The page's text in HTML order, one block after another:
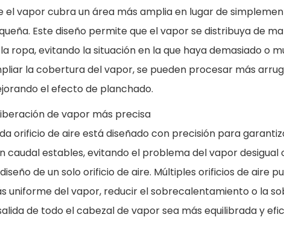
el vapor cubra un área más amplia en lugar de
Este diseño permite que el vapor se distribuya de
ropa, evitando la situación en la que haya demasiado o
la cobertura del vapor, se pueden procesar más
el efecto de planchado.
de vapor más precisa
orificio de aire está diseñado con precisión para
caudal estables, evitando el problema del vapor desigual
de un solo orificio de aire. Múltiples orificios de aire
uniforme del vapor, reducir el sobrecalentamiento o la
de todo el cabezal de vapor sea más equilibrada y